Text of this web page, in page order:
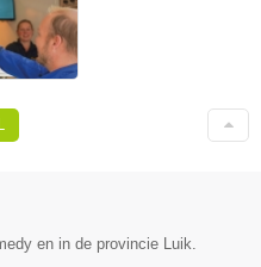
en in de provincie Luik.